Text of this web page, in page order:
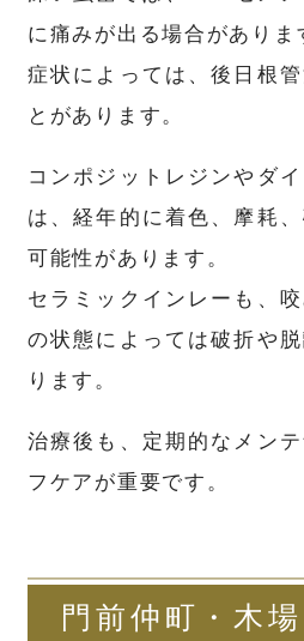
に痛みが出る場合がありま
症状によっては、後日根
とがあります。
コンポジットレジンやダ
は、経年的に着色、摩耗
可能性があります。
セラミックインレーも、
の状態によっては破折や
ります。
治療後も、定期的なメン
フケアが重要です。
門前仲町・木場